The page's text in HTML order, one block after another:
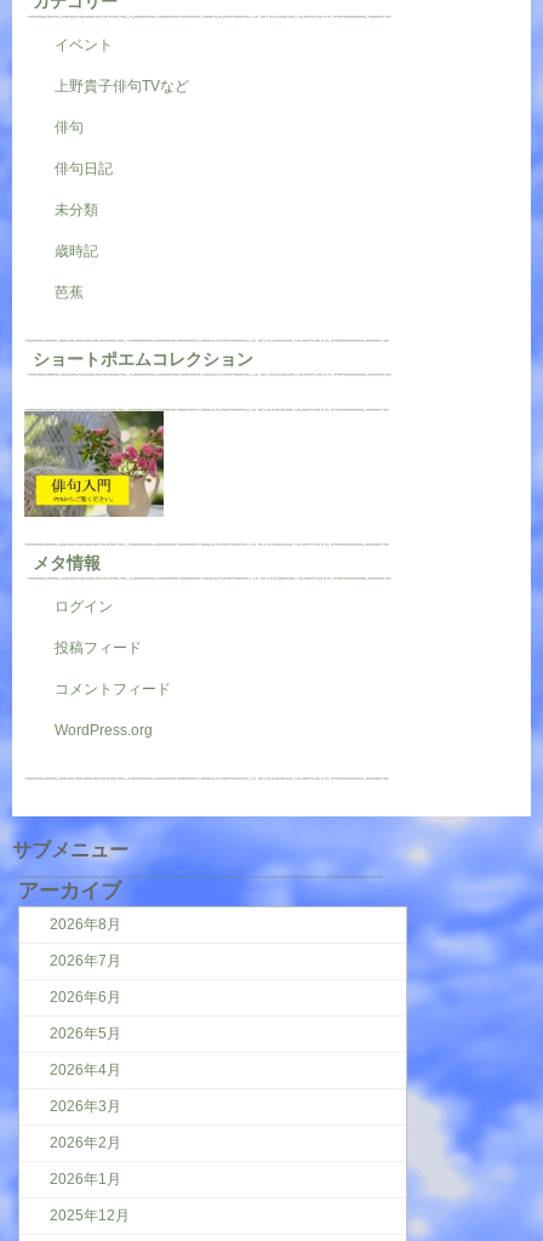
イベント
上野貴子俳句TVなど
俳句
俳句日記
未分類
歳時記
芭蕉
ショートポエムコレクション
メタ情報
ログイン
投稿フィード
コメントフィード
WordPress.org
サブメニュー
アーカイブ
2026年8月
2026年7月
2026年6月
2026年5月
2026年4月
2026年3月
2026年2月
2026年1月
2025年12月